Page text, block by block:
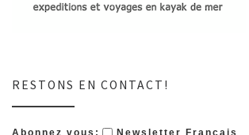
RESTONS EN CONTACT!
Abonnez vous:
Newsletter Français